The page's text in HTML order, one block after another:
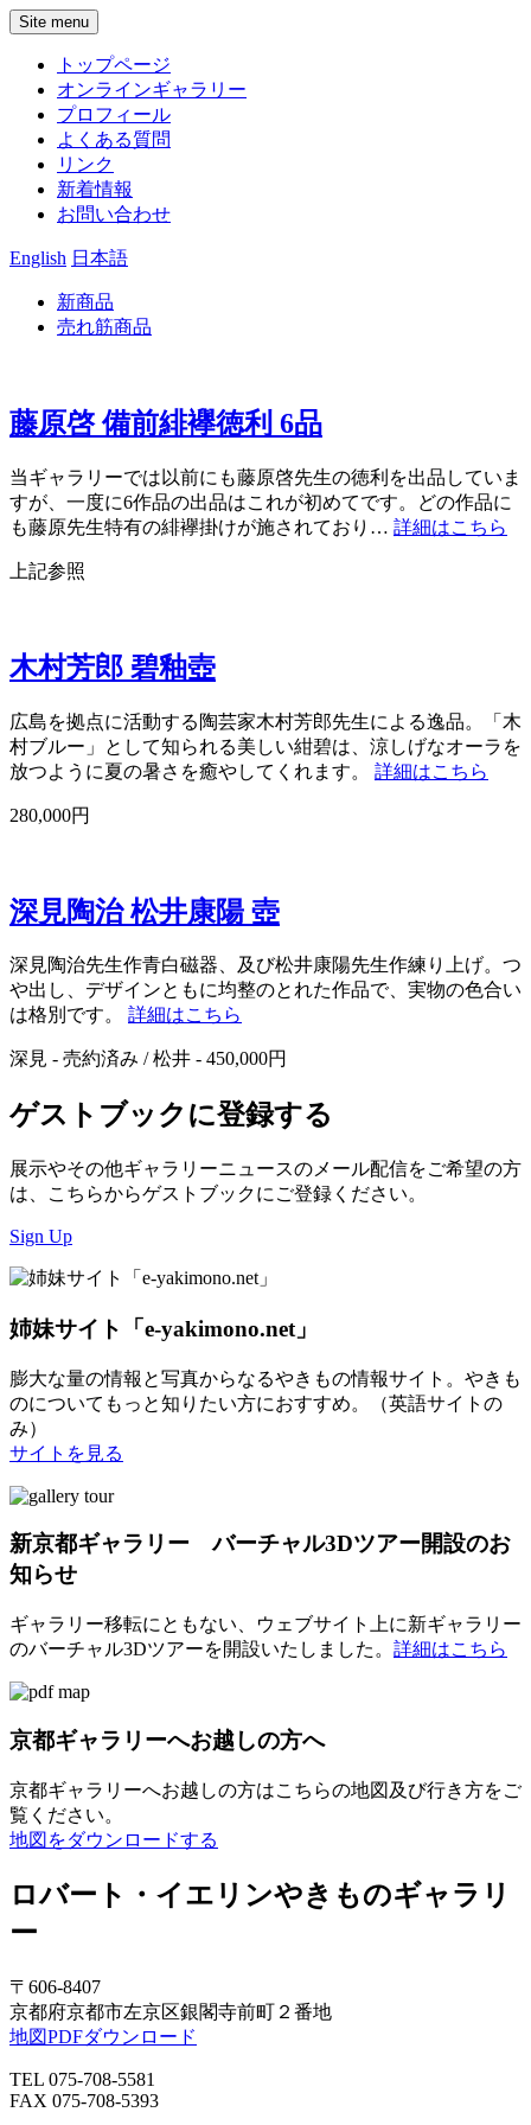
Site menu
トップページ
オンラインギャラリー
プロフィール
よくある質問
リンク
新着情報
お問い合わせ
English 日本語
新商品
売れ筋商品
藤原啓 備前緋襷徳利 6品
当ギャラリーでは以前にも藤原啓先生の徳利を出品していま
すが、一度に6作品の出品はこれが初めてです。どの作品に
も藤原先生特有の緋襷掛けが施されており… 詳細はこちら
上記参照
木村芳郎 碧釉壺
広島を拠点に活動する陶芸家木村芳郎先生による逸品。「木
村ブルー」として知られる美しい紺碧は、涼しげなオーラを
放つように夏の暑さを癒やしてくれます。 詳細はこちら
280,000円
深見陶治 松井康陽 壺
深見陶治先生作青白磁器、及び松井康陽先生作練り上げ。つ
や出し、デザインともに均整のとれた作品で、実物の色合い
は格別です。 詳細はこちら
深見 - 売約済み / 松井 - 450,000円
ゲストブックに登録する
展示やその他ギャラリーニュースのメール配信をご希望の方
は、こちらからゲストブックにご登録ください。
Sign Up
姉妹サイト「e-yakimono.net」
膨大な量の情報と写真からなるやきもの情報サイト。やきも
のについてもっと知りたい方におすすめ。（英語サイトの
み）
サイトを見る
新京都ギャラリー バーチャル3Dツアー開設のお
知らせ
ギャラリー移転にともない、ウェブサイト上に新ギャラリー
のバーチャル3Dツアーを開設いたしました。 詳細はこちら
京都ギャラリーへお越しの方へ
京都ギャラリーへお越しの方はこちらの地図及び行き方をご
覧ください。
地図をダウンロードする
ロバート・イエリンやきものギャラリ
ー
〒606-8407
京都府京都市左京区銀閣寺前町２番地
地図PDFダウンロード
TEL 075-708-5581
FAX 075-708-5393